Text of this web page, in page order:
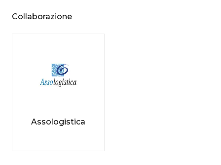
Collaborazione
Assologistica